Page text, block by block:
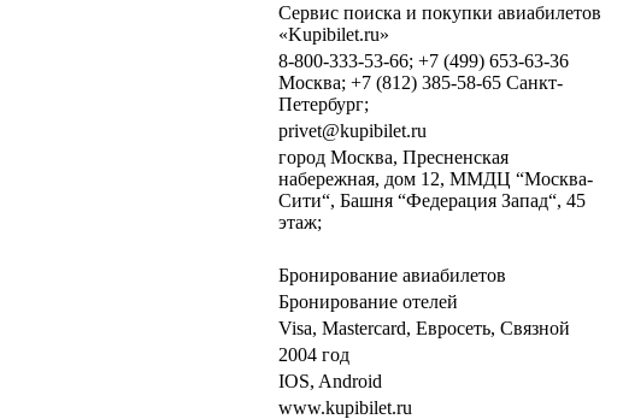
Сервис поиска и покупки авиабилетов
«Kupibilet.ru»
8-800-333-53-66; +7 (499) 653-63-36
Москва; +7 (812) 385-58-65 Санкт-
Петербург;
privet@kupibilet.ru
город Москва, Пресненская
набережная, дом 12, ММДЦ “Москва-
Сити“, Башня “Федерация Запад“, 45
этаж;
Бронирование авиабилетов
Бронирование отелей
Visa, Mastercard, Евросеть, Связной
2004 год
IOS, Android
www.kupibilet.ru